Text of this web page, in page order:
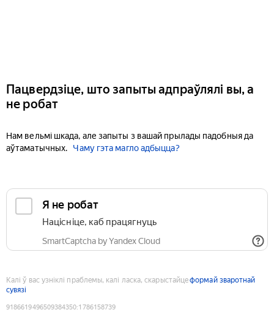
Пацвердзіце, што запыты адпраўлялі вы, а
не робат
Нам вельмі шкада, але запыты з вашай прылады падобныя да
аўтаматычных.
Чаму гэта магло адбыцца?
Я не робат
Націсніце, каб працягнуць
SmartCaptcha by Yandex Cloud
Калі ў вас узніклі праблемы, калі ласка, скарыстайцеформай зваротнай
сувязі
9186619496509384350:1786158739